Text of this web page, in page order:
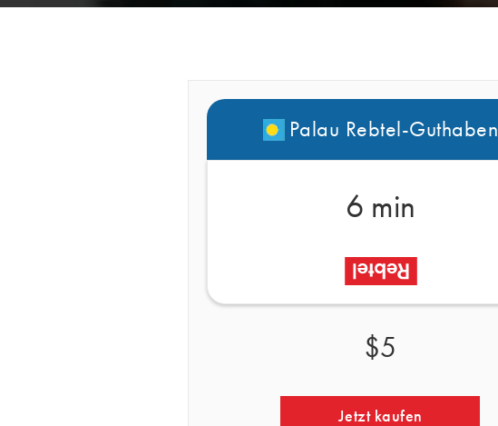
Palau Rebtel-Guthaben
6 min
$5
Jetzt kaufen